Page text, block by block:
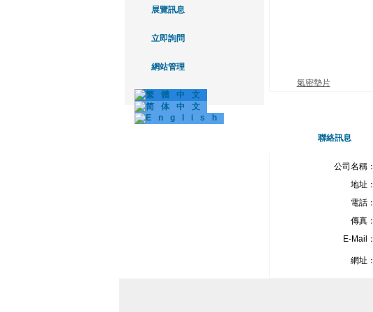
展覽訊息
立即詢問
網站管理
氣密墊片
聯絡訊息
公司名稱：
地址：
電話：
傳真：
E-Mail：
網址：